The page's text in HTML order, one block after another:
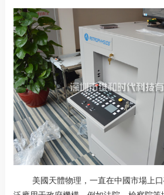
美國天體物理，一直在中國市場上口